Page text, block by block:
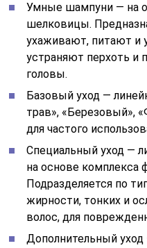
Умные шампуни — на
шелковицы.
ухаживают, питают и
устраняют перхоть
головы.
Базовый уход —
трав», «Березовый»,
для частого
Специальный уход —
на основе комплекса
Подразделяется по
жирности, тонких и
волос, для
Дополнительный